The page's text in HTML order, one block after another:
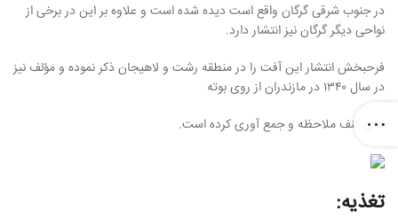
در جنوب شرقی گرگان واقع است دیده شده است و علاوه بر این در برخی از
نواحی دیگر گرگان نیز انتشار دارد.
فرحبخش انتشار این آفت را در منطقه رشت و لاهیجان ذکر نموده و مؤلف نیز
در سال ۱۳۴۰ در مازندران از روی بوته
های کنف ملاحظه و جمع آوری کرده است.
تغذیه: